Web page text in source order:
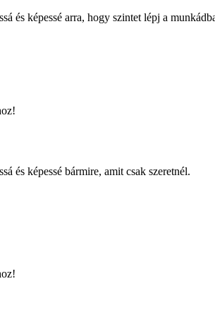
és képessé arra, hogy szintet lépj a
és képessé bármire, amit csak szeretnél.